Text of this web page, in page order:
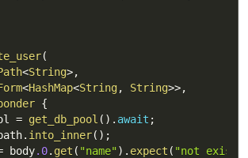
(
<String>,
<HashMap<String, String>>,
{
= get_db_pool ( ) . await ;
. into_inner( ) ;
body.0. get ( "name") . expect ( "not exists